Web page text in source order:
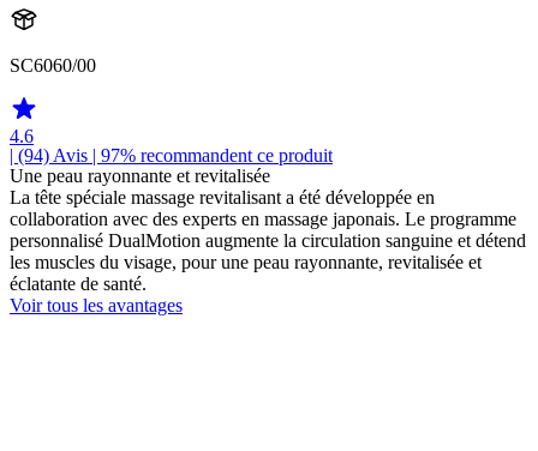
SC6060/00
4.6
| (94) Avis | 97% recommandent ce produit
Une peau rayonnante et revitalisée
La tête spéciale massage revitalisant a été développée en
collaboration avec des experts en massage japonais. Le programme
personnalisé DualMotion augmente la circulation sanguine et détend
les muscles du visage, pour une peau rayonnante, revitalisée et
éclatante de santé.
Voir tous les avantages